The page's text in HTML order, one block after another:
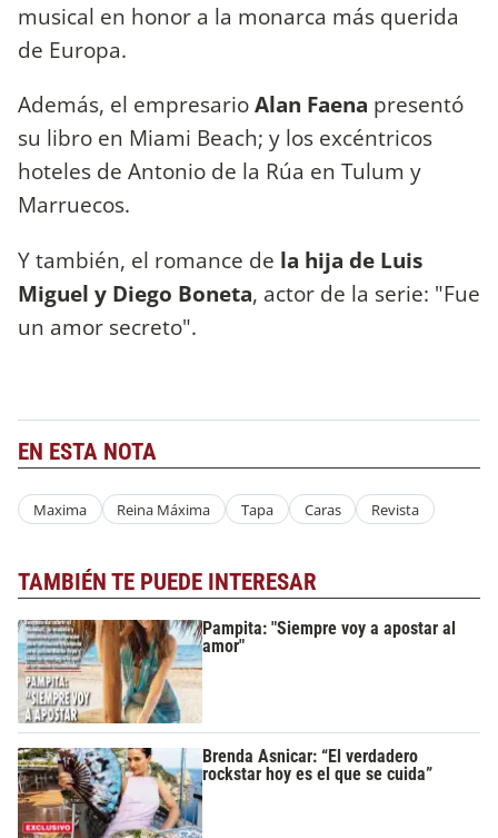
musical en honor a la monarca más querida
de Europa.
Además, el empresarioAlan Faena presentó
su libro en Miami Beach; y los excéntricos
hoteles de Antonio de la Rúa en Tulum y
Marruecos.
Y también, el romance de la hija de Luis
Miguel y Diego Boneta, actor de la serie: "Fue
un amor secreto".
EN ESTA NOTA
Maxima Reina Máxima Tapa Caras Revista
TAMBIÉN TE PUEDE INTERESAR
Pampita: "Siempre voy a apostar al
amor"
Brenda Asnicar: “El verdadero
rockstar hoy es el que se cuida”